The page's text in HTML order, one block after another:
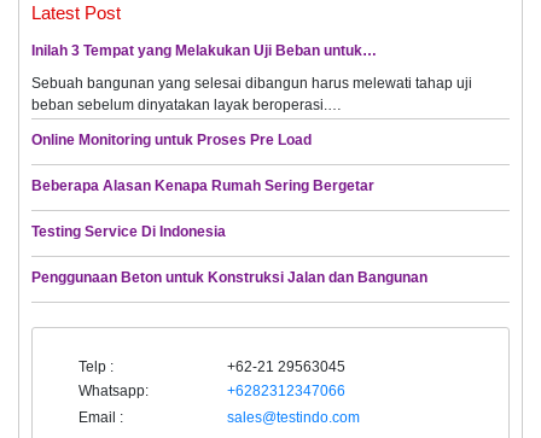
Latest Post
Inilah 3 Tempat yang Melakukan Uji Beban untuk…
Sebuah bangunan yang selesai dibangun harus melewati tahap uji
beban sebelum dinyatakan layak beroperasi.…
Online Monitoring untuk Proses Pre Load
Beberapa Alasan Kenapa Rumah Sering Bergetar
Testing Service Di Indonesia
Penggunaan Beton untuk Konstruksi Jalan dan Bangunan
Telp :
+62-21 29563045
Whatsapp:
+6282312347066
Email :
sales@testindo.com